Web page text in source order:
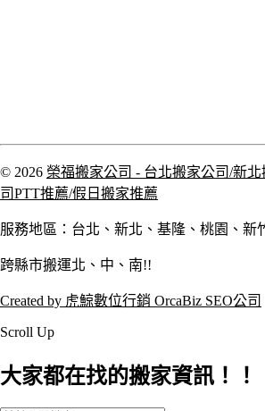
© 2026 榮福搬家公司 - 台北搬家公司/新
司PTT推薦/假日搬家推薦
服務地區：台北、新北、基隆、桃園、新
跨縣市搬運北、中、南!!
Created by 虎鯨數位行銷 OrcaBiz SEO公司
Scroll Up
大家都在找的搬家資訊！！